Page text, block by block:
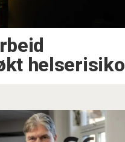
helserisiko